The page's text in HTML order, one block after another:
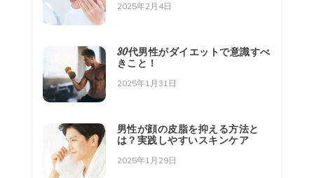
2025年2月4日
30代男性がダイエットで意識すべ
きこと！
2025年1月31日
男性が顔の皮脂を抑える方法と
は？実践しやすいスキンケア
2025年1月29日